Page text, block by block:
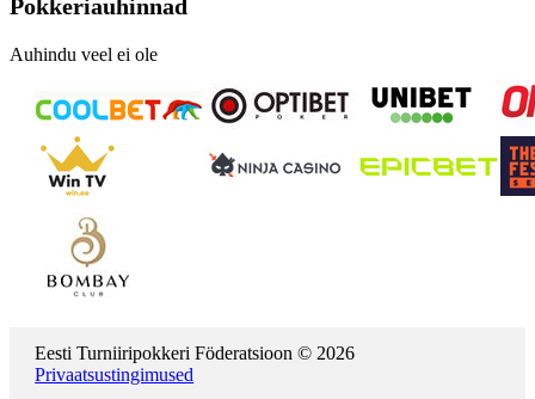
Pokkeriauhinnad
Auhindu veel ei ole
Eesti Turniiripokkeri Föderatsioon © 2026
Privaatsustingimused